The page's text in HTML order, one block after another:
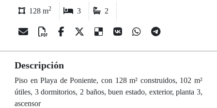
128 m2 3 2
Descripción
Piso en Playa de Poniente, con 128 m² construidos, 102 m²
útiles, 3 dormitorios, 2 baños, buen estado, exterior, planta 3,
ascensor